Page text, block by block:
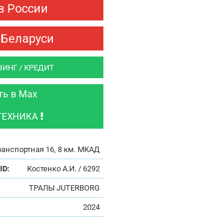
России
/ КРЕДИТ
в Max
16, 8 км. МКАД
Костенко А.И. / 6292
ТРАЛЫ JUTERBORG
2024